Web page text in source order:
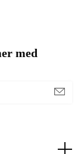
med